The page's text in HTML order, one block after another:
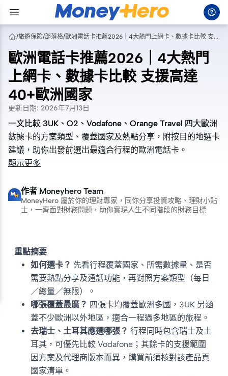
/旅遊保險/部落格/ 歐洲電話卡推薦2026｜4大熱門上網卡、數據卡比較 支援高達40+歐洲國家
歐洲電話卡推薦2026｜4大熱門
上網卡、數據卡比較 支援高達
40+歐洲國家
更新日期: 2026年7月13日
一文比較 3UK、O2、Vodafone、Orange Travel 四大歐洲
數據卡的方案類型、覆蓋國家及熱點分享，附按目的地選卡
建議，助你出發前選出最適合行程的歐洲電話卡。
一文比較 3UK、O2、Vodafone、Orange Travel 四大歐洲
數據卡的方案類型、覆蓋國家及熱點分享，附按目的地選卡
建議，助你出發前選出最適合行程的歐洲電話卡。
顯示更多
作者 Moneyhero Team
MoneyHero 屬於你的理財專家，同你分享投資攻略、理財小貼
士，一齊面對財務問題，助你實現人生不同階段的財務目標
重點摘要
如何選卡？ 先看行程覆蓋國家、所需數據量、是否
需要熱點分享及通話功能，再對照方案類型（每日
／總量／無限）。
哪張覆蓋最廣？ 四張卡均覆蓋歐洲多國，3UK 另涵
蓋不少歐洲以外地區，適合一程過多地區的旅程。
去瑞士、土耳其應選哪張？ 行程同時包含瑞士及土
耳其，可優先比較 Vodafone；其餘卡的支援範圍
因方案及代理商版本而異，購買前須核對該產品頁
國家清單。